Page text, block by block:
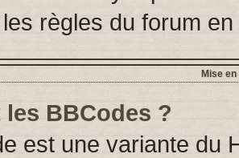
règles du forum
Mise
BBCodes ?
est une variante du